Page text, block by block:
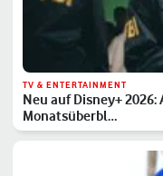
TV & ENTERTAINMENT
Neu auf Disney+
Monatsüberbl…